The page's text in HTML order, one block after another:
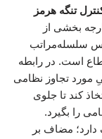
تنگه هرمز
بخشی از
سلسله‌مراتب
است. در رابطه
مورد تجاوز نظامی
کند تا جلوی
را بگیرد.
مضاف بر